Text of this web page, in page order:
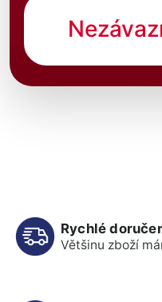
Rychlé
Většinu zboží